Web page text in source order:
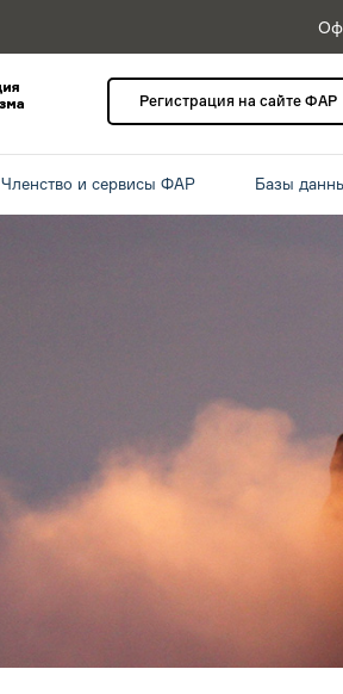
Регистрация на сайте ФАР
Членство и сервисы ФАР Базы